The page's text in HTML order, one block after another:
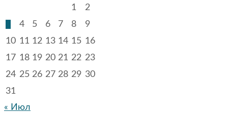
1
2
4 5 6 7 8
9
10 11 12 13 14 15 16
17 18 19 20 21 22 23
24 25 26 27 28 29 30
31
« Июл